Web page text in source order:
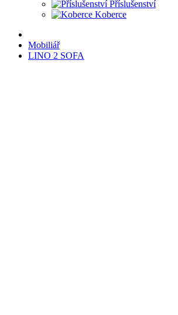
Příslušenství
Koberce
Mobiliář
LINO 2 SOFA